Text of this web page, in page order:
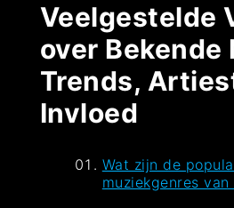
Veelgestelde
over Bekende
Trends,
Invloed
Wat zijn de
muziekgenres